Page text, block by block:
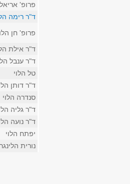
פרופ'
ד"ר רימה
פרופ' חן
ד"ר אילת
ד"ר ענבל
טל הלוי
ד"ר דותן
סנדרה הלוי
ד"ר גליה
ד"ר נועה
יפתח הלוי
נורית הלינגר